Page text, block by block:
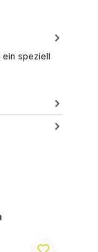
ein speziell